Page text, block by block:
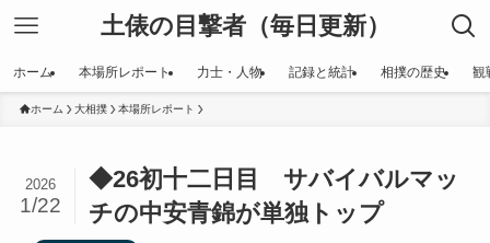
土俵の目撃者（毎日更新）
ホーム 本場所レポート 力士・人物 記録と統計 相撲の歴史 観
ホーム 大相撲 本場所レポート
◆26初十二日目 サバイバルマッ
チの中安青錦が単独トップ
2026
1/22